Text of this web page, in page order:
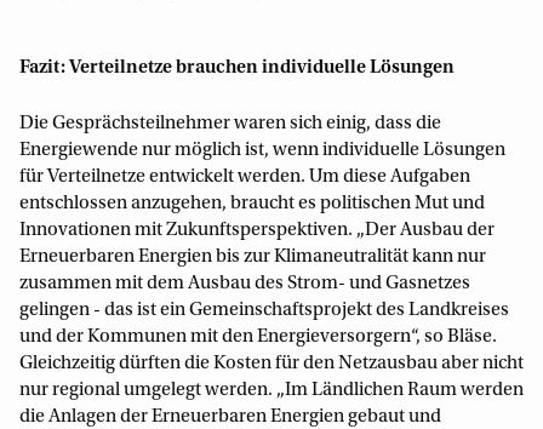
Fazit: Verteilnetze brauchen individuelle Lösungen
Die Gesprächsteilnehmer waren sich einig, dass die
Energiewende nur möglich ist, wenn individuelle Lösungen
für Verteilnetze entwickelt werden. Um diese Aufgaben
entschlossen anzugehen, braucht es politischen Mut und
Innovationen mit Zukunftsperspektiven. „Der Ausbau der
Erneuerbaren Energien bis zur Klimaneutralität kann nur
zusammen mit dem Ausbau des Strom- und Gasnetzes
gelingen - das ist ein Gemeinschaftsprojekt des Landkreises
und der Kommunen mit den Energieversorgern“, so Bläse.
Gleichzeitig dürften die Kosten für den Netzausbau aber nicht
nur regional umgelegt werden. „Im Ländlichen Raum werden
die Anlagen der Erneuerbaren Energien gebaut und